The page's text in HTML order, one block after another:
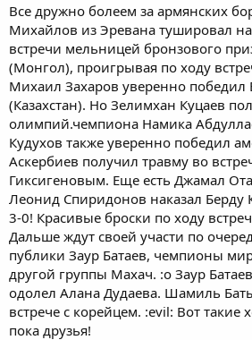
Все дружно болеем за армянских
Михайлов из Эревана тушировал
встречи мельницей бронзового
(Монгол), проигрывая по ходу
Михаил Захаров уверенно победил
(Казахстан). Но Зелимхан Куцаев
олимпий.чемпиона Намика
Кудухов также уверенно победил
Аскербиев получил травму во
Гиксигеновым. Еще есть Джамал
Леонид Спиридонов наказал Берду
3-0! Красивые броски по ходу
Дальше ждут своей участи по
публики Заур Батаев, чемпионы
другой группы Махач. :o Заур
одолел Алана Дудаева. Шамиль
встрече с корейцем. :evil: Вот такие
пока друзья!